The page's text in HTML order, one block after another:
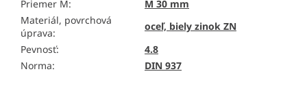
Priemer M:
M 30 mm
Materiál, povrchová
úprava:
oceľ, biely zinok ZN
Pevnosť:
4.8
Norma: DIN 937